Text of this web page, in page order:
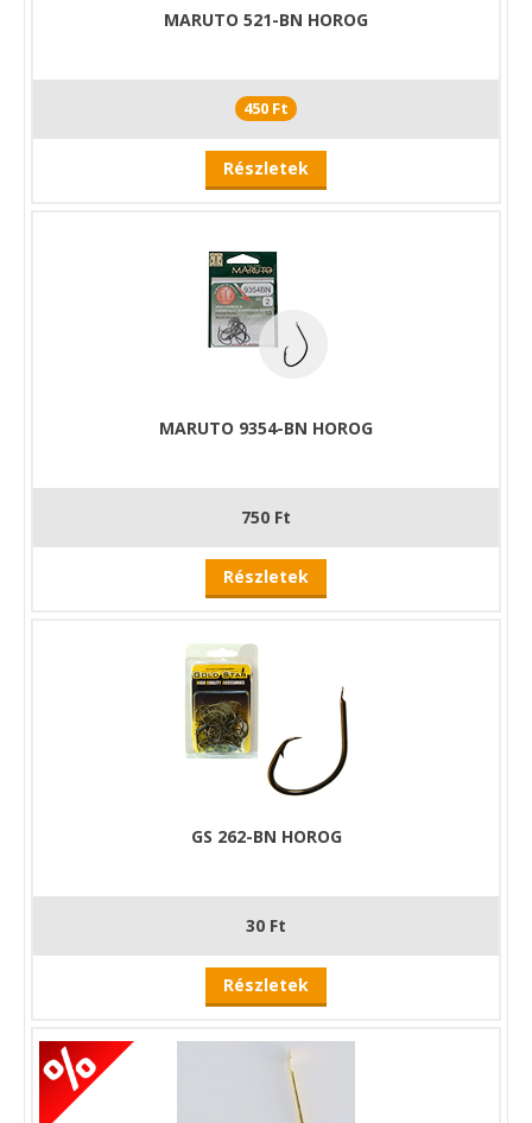
MARUTO 521-BN HOROG
450 Ft
Részletek
MARUTO 9354-BN HOROG
750 Ft
Részletek
GS 262-BN HOROG
30 Ft
Részletek